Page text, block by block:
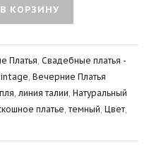
КОРЗИНУ
Платья Свадебные платья -
Вечерние Платья
линия талии Натуральный
платье темный Цвет